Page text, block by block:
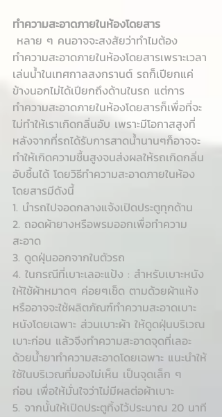
ทำความสะอาดภายในห้องโดยสาร
ทำความสะอาดภายในห้องโดยสารเพราะเวลา
เล่นน้ำในเทศกาลสงกรานต์ รถก็เปียกแค่
ข้างนอกไม่ได้เปียกถึงด้านในรถ แต่การ
ทำความสะอาดภายในห้องโดยสารก็เพื่อที่จะ
ไม่ทำให้เราเกิดกลิ่นอับ เพราะมีโอกาสสูงที่
หลังจากที่รถได้รับการสาดน้ำนานๆก็อาจจะ
ทำให้เกิดความชื้นสูงจนส่งผลให้รถเกิดกลิ่น
อับชื้นได้ โดยวิธีทำความสะอาดภายในห้อง
โดยสารมีดังนี้
1. นำรถไปจอดกลางแจ้งเปิดประตูทุกด้าน
2. ถอดผ้ายางหรือพรมออกเพื่อทำความ
สะอาด
3. ดูดฝุ่นออกจากในตัวรถ
4. ในกรณีที่เบาะเลอะแป้ง : สำหรับเบาะหนัง
ให้ใช้ผ้าหมาดๆ ค่อยๆเช็ด ตามด้วยผ้าแห้ง
หรืออาจจะใช้ผลิตภัณฑ์ทำความสะอาดเบาะ
หนังโดยเฉพาะ ส่วนเบาะผ้า ให้ดูดฝุ่นบริเวณ
เบาะก่อน แล้วจึงทำความสะอาดจุดที่เลอะ
ด้วยน้ำยาทำความสะอาดโดยเฉพาะ แนะนำให้
ใช้ในบริเวณที่มองไม่เห็น เป็นจุดเล็ก ๆ
ก่อน เพื่อให้มั่นใจว่าไม่มีผลต่อผ้าเบาะ
5. จากนั้นให้เปิดประตูทิ้งไว้ประมาณ 20 นาที